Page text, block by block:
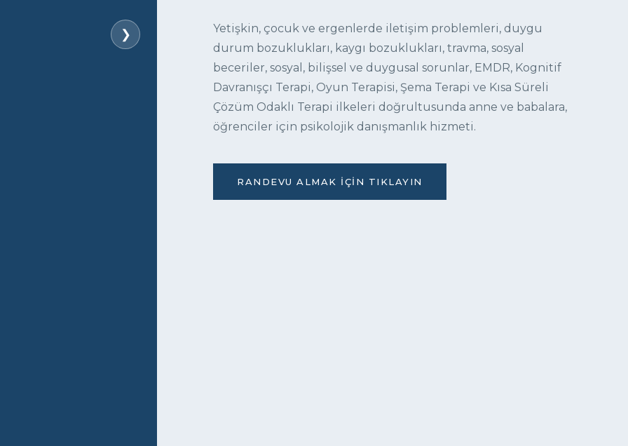
❯
Yetişkin, çocuk ve ergenlerde iletişim problemleri, duygu
durum bozuklukları, kaygı bozuklukları, travma, sosyal
beceriler, sosyal, bilişsel ve duygusal sorunlar, EMDR, Kognitif
Davranışçı Terapi, Oyun Terapisi, Şema Terapi ve Kısa Süreli
Çözüm Odaklı Terapi ilkeleri doğrultusunda anne ve babalara,
öğrenciler için psikolojik danışmanlık hizmeti.
RANDEVU ALMAK İÇIN TIKLAYIN